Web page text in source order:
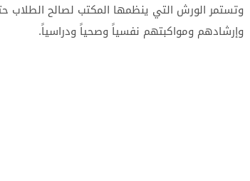
وإرشادهم ومواكبتهم نفسياً وصحياً ودراسياً.